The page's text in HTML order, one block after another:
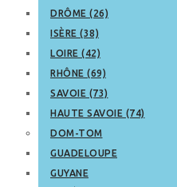
DRÔME (26)
ISÈRE (38)
LOIRE (42)
RHÔNE (69)
SAVOIE (73)
HAUTE SAVOIE (74)
DOM-TOM
GUADELOUPE
GUYANE